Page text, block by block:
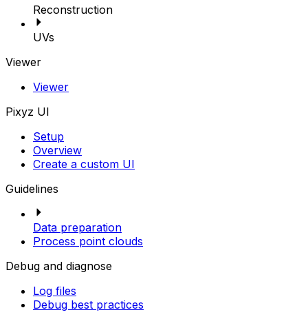
Reconstruction
UVs
Viewer
Viewer
Pixyz UI
Setup
Overview
Create a custom UI
Guidelines
Data preparation
Process point clouds
Debug and diagnose
Log files
Debug best practices